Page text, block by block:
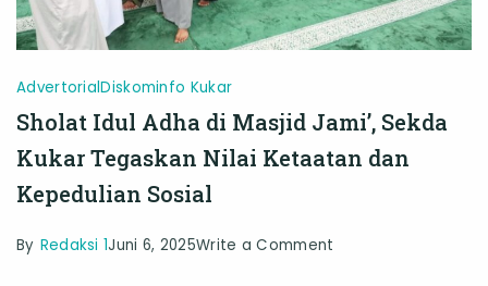
AdvertorialDiskominfo Kukar
Sholat Idul Adha di Masjid Jami’, Sekda
Kukar Tegaskan Nilai Ketaatan dan
Kepedulian Sosial
By Redaksi 1Juni 6, 2025Write a Comment